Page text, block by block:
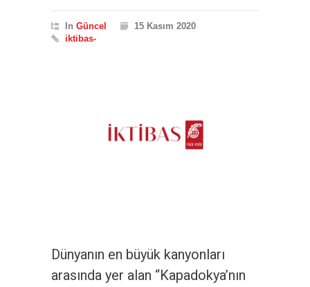
In Güncel
15 Kasım 2020
iktibas-
Dünyanın en büyük kanyonları
arasında yer alan “Kapadokya’nın